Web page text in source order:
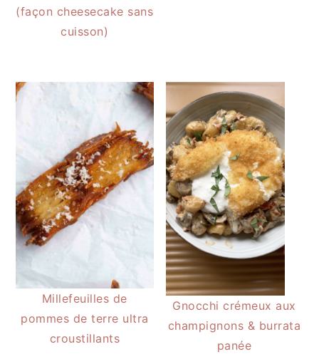
(façon cheesecake sans
cuisson)
Millefeuilles de
pommes de terre ultra
croustillants
Gnocchi crémeux aux
champignons & burrata
panée